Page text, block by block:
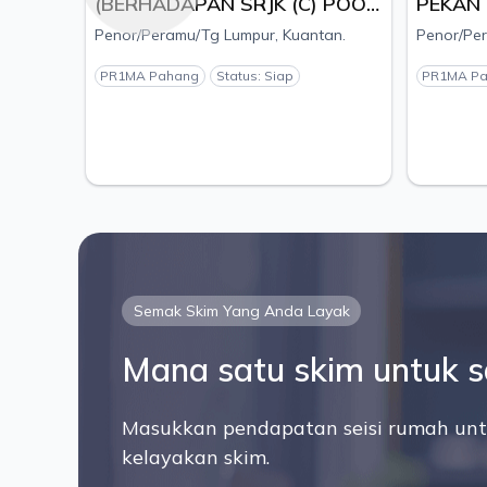
MING), MUKIM KUALA
KUANTAN, DAERAH
KUANTAN, PAHANG - PEMAJU
ESTANIA S/B
Penor/Peramu/Tg Lumpur, Kuantan.
PR1MA Pahang Status: Siap
Penor/
PR1MA
Semak Skim Yang Anda Layak
Mana satu skim untuk
Masukkan pendapatan seisi rumah
kelayakan skim.